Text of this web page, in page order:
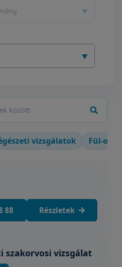
vizsgálatok Fül-orr-
88 Részletek
szakorvosi vizsgálat